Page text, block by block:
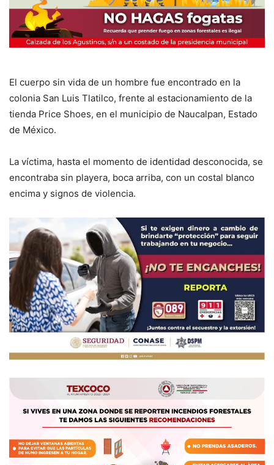
El cuerpo sin vida de un hombre fue encontrado en la
colonia San Luis Tlatilco, frente al estacionamiento de la
tienda Price Shoes, en el municipio de Naucalpan, Estado
de México.
La víctima, hasta el momento de identidad desconocida, se
encontraba sin playera, boca arriba, con un costal blanco
encima y signos de violencia.